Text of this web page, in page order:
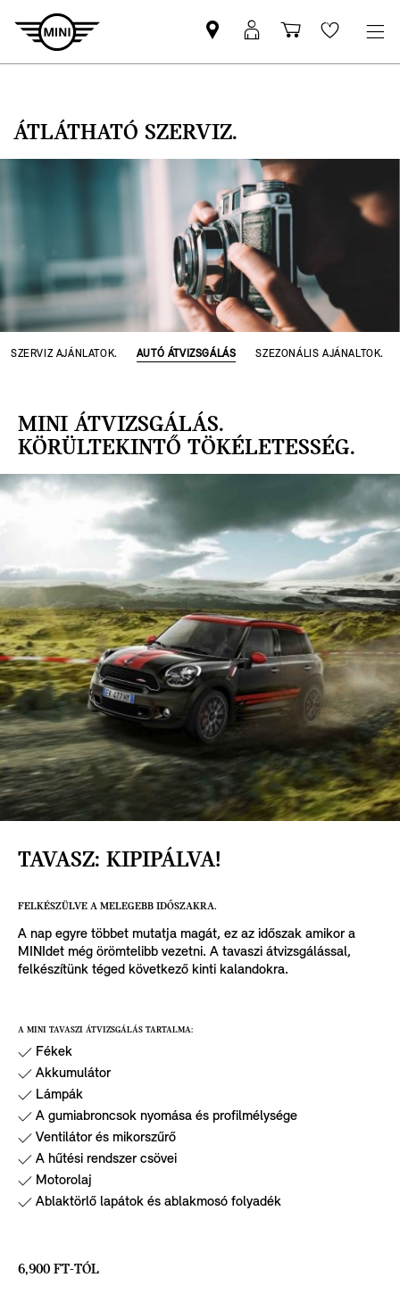
MINI-
partner
MyMINI
belépés
Wishlist
ÁTLÁTHATÓ SZERVIZ.
SZERVIZ AJÁNLATOK. AUTÓ ÁTVIZSGÁLÁS SZEZONÁLIS AJÁNALTOK.
MINI ÁTVIZSGÁLÁS.
KÖRÜLTEKINTŐ TÖKÉLETESSÉG.
TAVASZ: KIPIPÁLVA!
FELKÉSZÜLVE A MELEGEBB IDŐSZAKRA.
A nap egyre többet mutatja magát, ez az időszak amikor a
MINIdet még örömtelibb vezetni. A tavaszi átvizsgálással,
felkészítünk téged következő kinti kalandokra.
A MINI TAVASZI ÁTVIZSGÁLÁS TARTALMA:
Fékek
Akkumulátor
Lámpák
A gumiabroncsok nyomása és profilmélysége
Ventilátor és mikorszűrő
A hűtési rendszer csövei
Motorolaj
Ablaktörlő lapátok és ablakmosó folyadék
6,900 FT-TÓL